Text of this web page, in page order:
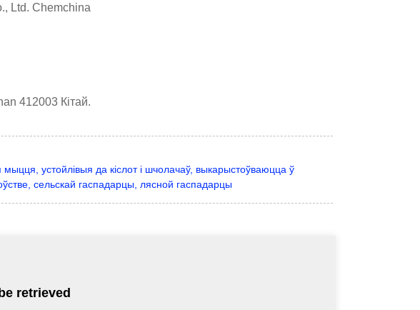
Ltd. Chemchina
412003 Кітай.
устойлівыя да кіслот і шчолачаў, выкарыстоўваюцца ў
сельскай гаспадарцы, лясной гаспадарцы